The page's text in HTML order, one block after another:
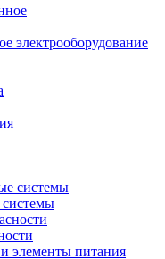
электрооборудование